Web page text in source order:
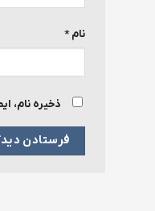
نام*
ذخیره نام،